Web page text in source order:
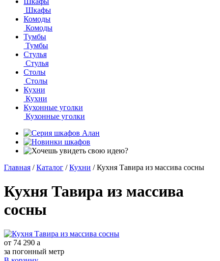
Шкафы
Комоды
Комоды
Тумбы
Тумбы
Стулья
Стулья
Столы
Столы
Кухни
Кухни
Кухонные уголки
Кухонные уголки
Главная / Каталог / Кухни / Кухня Тавира из массива сосны
Кухня Тавира из массива
сосны
от 74 290 a
за погонный метр